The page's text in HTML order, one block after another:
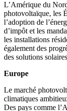
L’Amérique du
photovoltaïque, les
l’adoption de
d’impôt et les
les installations
également des
des solutions
Europe
Le marché
climatiques
Des pays comme